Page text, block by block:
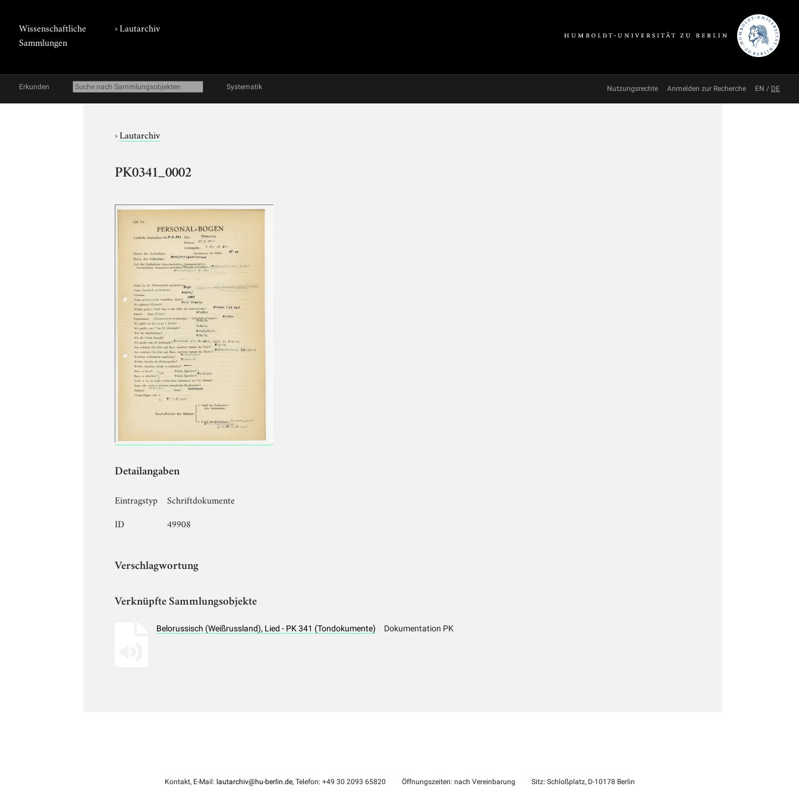
Wissenschaftliche
Sammlungen
›Lautarchiv
Erkunden Systematik Nutzungsrechte Anmelden zur Recherche EN / DE
›Lautarchiv
PK0341_0002
Detailangaben
Eintragstyp
Schriftdokumente
ID
49908
Verschlagwortung
Verknüpfte Sammlungsobjekte
Belorussisch (Weißrussland), Lied - PK 341 (Tondokumente) Dokumentation PK
Kontakt, E-Mail: lautarchiv@hu-berlin.de, Telefon: +49 30 2093 65820 Öffnungszeiten: nach Vereinbarung Sitz: Schloßplatz, D-10178 Berlin